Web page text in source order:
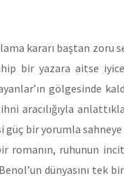
kararı baştan
bir yazara aitse iyice
gölgesinde
aracılığıyla
güç bir yorumla sahneye
romanın, ruhunun
dünyasını tek